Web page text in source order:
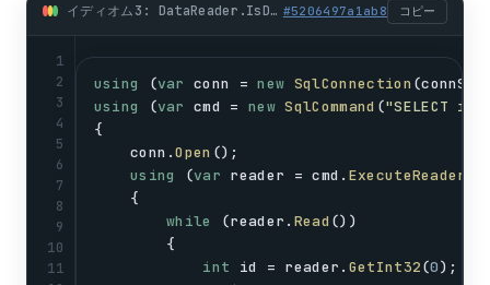
イディオム3: DataReader.IsDBNull(i)で読み取り時に分岐 (csharp) #5206497a1ab8 コピー
1
2
3
4
5
6
7
8
9
10
11
using (var conn = new SqlConnection (connStr
using
(var cmd = new SqlCommand ("SELECT id,
{
conn .Open ();
using
(var reader = cmd . ExecuteReader
    {
while
(reader . Read ())
        {
int
id = reader . GetInt32(0);